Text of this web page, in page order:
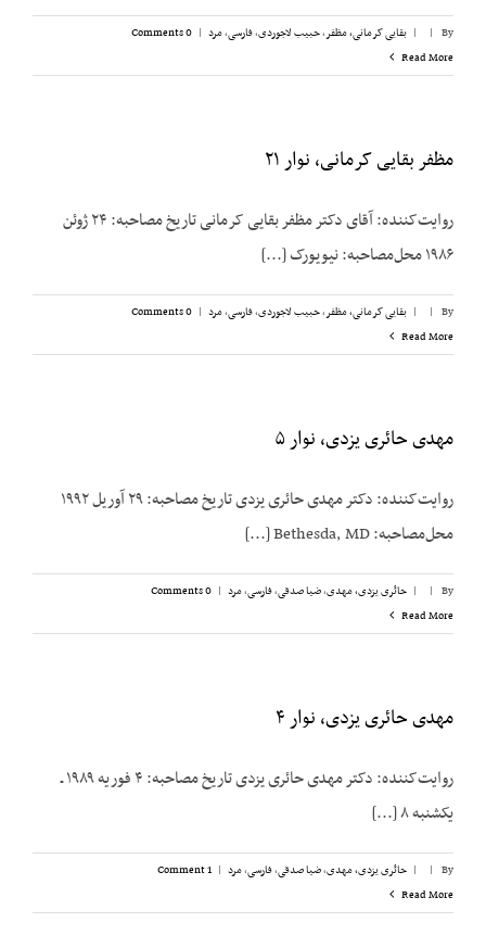
By
|
| بقایی کرمانی، مظفر,حبیب لاجوردی,فارسی,مرد |
0 Comments
Read More
مظفر بقایی کرمانی، نوار ۲۱
روایت‌کننده: آقای دکتر مظفر بقایی کرمانی تاریخ مصاحبه: ۲۴ ژوئن
۱۹۸۶ محل‌مصاحبه: نیویورک [...]
By
|
| بقایی کرمانی، مظفر,حبیب لاجوردی,فارسی,مرد |
0 Comments
Read More
مهدی حائری یزدی، نوار ۵
روایت‌کننده: دکتر مهدی حائری یزدی تاریخ مصاحبه: ۲۹ آوریل ۱۹۹۲
محل‌مصاحبه: Bethesda, MD [...]
By
|
| حائری یزدی، مهدی,ضیا صدقی,فارسی,مرد |
0 Comments
Read More
مهدی حائری یزدی، نوار ۴
روایت‌کننده: دکتر مهدی حائری یزدی تاریخ مصاحبه: ۴ فوریه ۱۹۸۹ ـ
یکشنبه ۸ [...]
By
|
| حائری یزدی، مهدی,ضیا صدقی,فارسی,مرد |
1 Comment
Read More